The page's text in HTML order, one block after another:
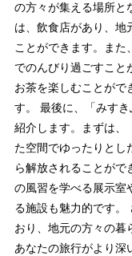
の方々が集える場所と
は、飲食店があり、地
ことができます。また
でのんびり過ごすこと
お茶を楽しむことがで
す。 最後に、「みす
紹介します。まずは、
た空間でゆったりとし
ら解放されることがで
の風習を学べる展示室
る施設も魅力的です。
おり、地元の方々の暮
あなたの旅行がより深